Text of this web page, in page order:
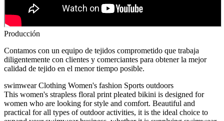
Producción
Contamos con un equipo de tejidos comprometido que trabaja
diligentemente con clientes y comerciantes para obtener la mejor
calidad de tejido en el menor tiempo posible.
swimwearClothing Women's fashion Sports outdoors
This women's strapless floral print pleated bikini is designed for
women who are looking for style and comfort. Beautiful and
practical for all types of outdoor activities, it is the ideal choice to